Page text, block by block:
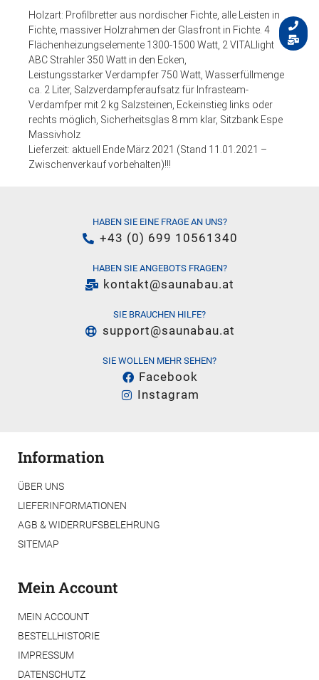
Holzart: Profilbretter aus nordischer Fichte, alle Leisten in
Fichte, massiver Holzrahmen der Glasfront in Fichte. 4
Flächenheizungselemente 1300-1500 Watt, 2 VITALlight
ABC Strahler 350 Watt in den Ecken,
Leistungsstarker Verdampfer 750 Watt, Wasserfüllmenge
ca. 2 Liter, Salzverdampferaufsatz für Infrasteam-
Verdamfper mit 2 kg Salzsteinen, Eckeinstieg links oder
rechts möglich, Sicherheitsglas 8 mm klar, Sitzbank Espe
Massivholz
Lieferzeit: aktuell Ende März 2021 (Stand 11.01.2021 –
Zwischenverkauf vorbehalten)!!!
HABEN SIE EINE FRAGE AN UNS?
+43 (0) 699 10561340
HABEN SIE ANGEBOTS FRAGEN?
kontakt@saunabau.at
SIE BRAUCHEN HILFE?
support@saunabau.at
SIE WOLLEN MEHR SEHEN?
Facebook
Instagram
Information
ÜBER UNS
LIEFERINFORMATIONEN
AGB & WIDERRUFSBELEHRUNG
SITEMAP
Mein Account
MEIN ACCOUNT
BESTELLHISTORIE
IMPRESSUM
DATENSCHUTZ